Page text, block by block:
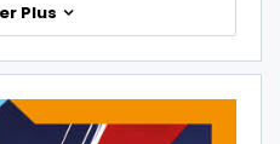
Plus